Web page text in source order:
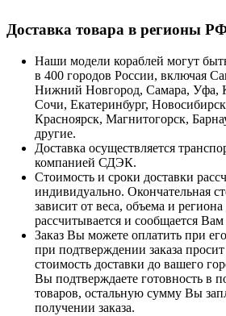
Доставка товара в регионы
Наши модели кораблей могут
в 400 городов России, включая
Нижний Новгород, Самара, Уфа,
Сочи, Екатеринбург,
Красноярск, Магнитогорск,
другие.
Доставка осуществляется
компанией СДЭК.
Стоимость и сроки доставки
индивидуально. Окончательная
зависит от веса, объема и региона
рассчитывается и сообщается
Заказ Вы можете оплатить при
при подтверждении заказа
стоимость доставки до вашего
Вы подтверждаете готовность в
товаров, остальную сумму Вы
получении заказа.